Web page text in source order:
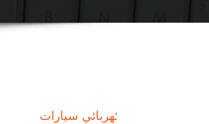
كهربائي سيارات